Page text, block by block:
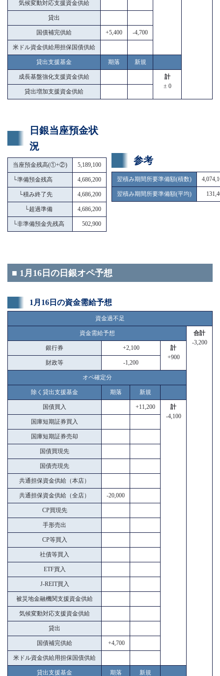
気候変動対応支援資金供給
貸出
国債補完供給 +5,400 -4,700
米ドル資金供給用担保国債供給
貸出支援基金 期落 新規
成長基盤強化支援資金供給
計
± 0
貸出増加支援資金供給
日銀当座預金状
況
当座預金残高(①+②) 5,189,100
└準備預金残高 4,686,200
└積み終了先 4,686,200
└超過準備 4,686,200
└非準備預金先残高 502,900
参考
翌積み期間所要準備額(積数)
翌積み期間所要準備額(平均)
■ 1月16日の日銀オペ予想
1月16日の資金需給予想
資金過不足
資金需給予想
合計
-3,200
銀行券 +2,100
計
+900
財政等 -1,200
オペ確定分
除く貸出支援基金 期落 新規
国債買入 +11,200
計
-4,100
国庫短期証券買入
国庫短期証券売却
国債買現先
国債売現先
共通担保資金供給（本店）
共通担保資金供給（全店） -20,000
CP買現先
手形売出
CP等買入
社債等買入
ETF買入
J-REIT買入
被災地金融機関支援資金供給
気候変動対応支援資金供給
貸出
国債補完供給 +4,700
米ドル資金供給用担保国債供給
貸出支援基金 期落 新規